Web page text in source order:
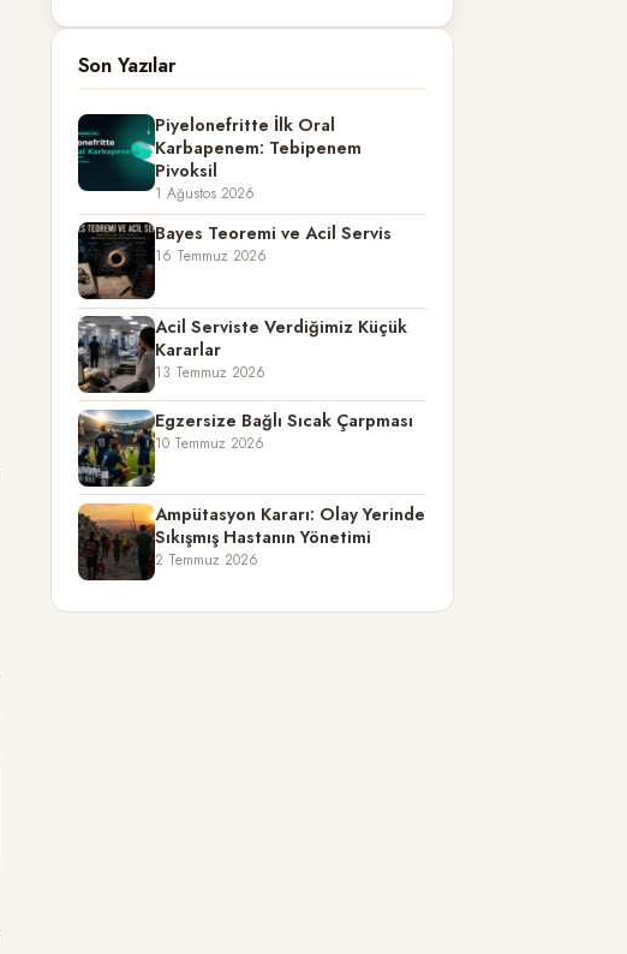
Son Yazılar
Piyelonefritte İlk Oral
Karbapenem: Tebipenem
Pivoksil
1 Ağustos 2026
Bayes Teoremi ve Acil Servis
16 Temmuz 2026
Acil Serviste Verdiğimiz Küçük
Kararlar
13 Temmuz 2026
Egzersize Bağlı Sıcak Çarpması
10 Temmuz 2026
Ampütasyon Kararı: Olay Yerinde
Sıkışmış Hastanın Yönetimi
2 Temmuz 2026